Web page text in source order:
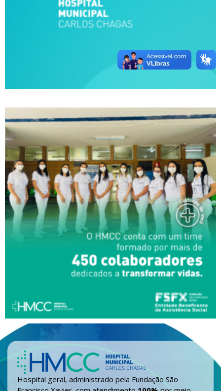
Hospital geral, administrado pela Fundação São